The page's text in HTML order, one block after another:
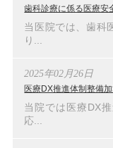
歯科診療に係る医療安
当医院では、歯科
り...
2025年02月26日
医療DX推進体制整備
当院では医療DX
応...